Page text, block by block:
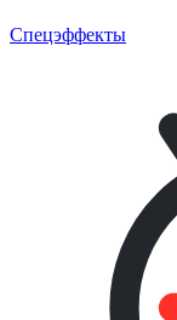
Спецэффекты